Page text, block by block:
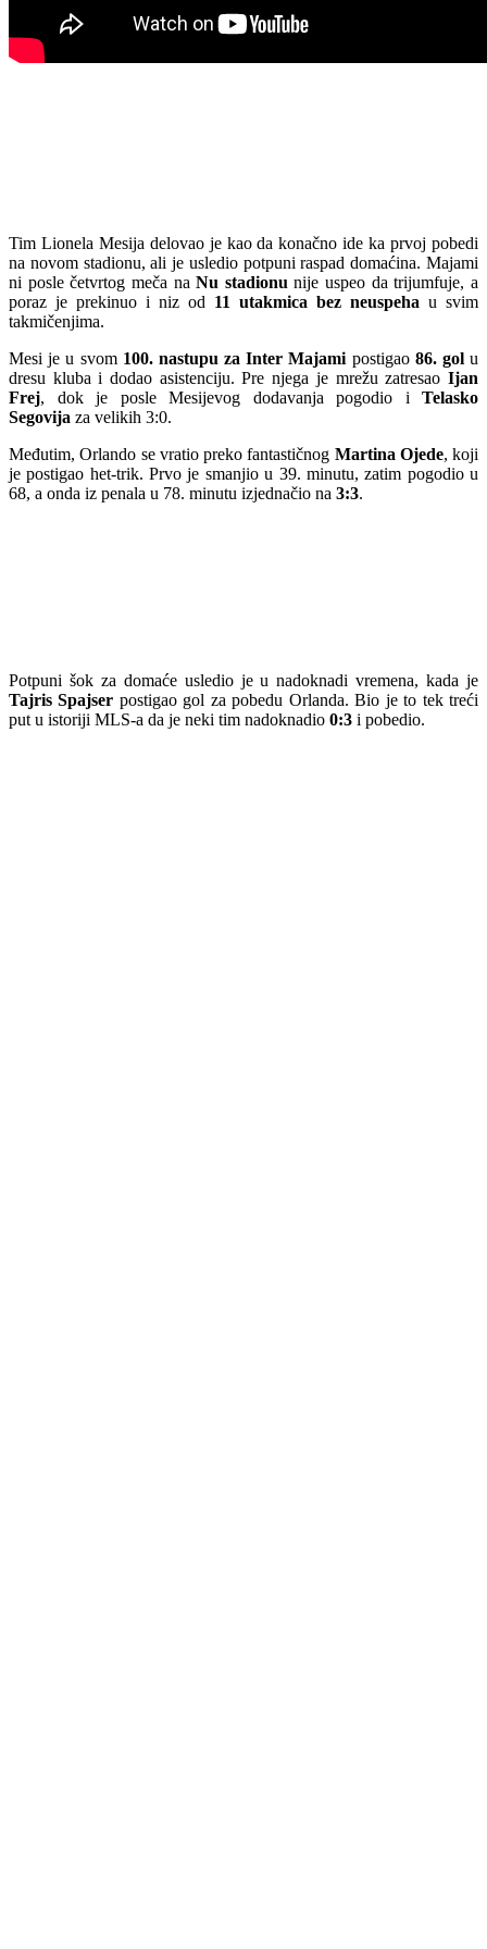
Tim Lionela Mesija delovao je kao da konačno ide ka prvoj pobedi
na novom stadionu, ali je usledio potpuni raspad domaćina. Majami
ni posle četvrtog meča naNu stadionu nije uspeo da trijumfuje, a
poraz je prekinuo i niz od 11 utakmica bez neuspeha u svim
takmičenjima.
Mesi je u svom 100. nastupu za Inter Majami postigao 86. golu
dresu kluba i dodao asistenciju. Pre njega je mrežu zatresao Ijan
Frej, dok je posle Mesijevog dodavanja pogodio i Telasko
Segovija za velikih 3:0.
Međutim, Orlando se vratio preko fantastičnog Martina Ojede, koji
je postigao het-trik. Prvo je smanjio u 39. minutu, zatim pogodio u
68, a onda iz penala u 78. minutu izjednačio na 3:3.
Potpuni šok za domaće usledio je u nadoknadi vremena, kada je
Tajris Spajser postigao gol za pobedu Orlanda. Bio je to tek treći
put u istoriji MLS-a da je neki tim nadoknadio 0:3 i pobedio.